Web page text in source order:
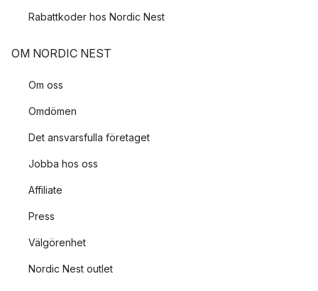
Rabattkoder hos Nordic Nest
OM NORDIC NEST
Om oss
Omdömen
Det ansvarsfulla företaget
Jobba hos oss
Affiliate
Press
Välgörenhet
Nordic Nest outlet